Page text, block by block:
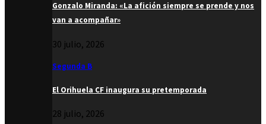
Gonzalo Miranda: «La afición siempre se prende y nos
van a acompañar»
30 julio, 2026
Segunda B
El Orihuela CF inaugura su pretemporada
28 julio, 2026